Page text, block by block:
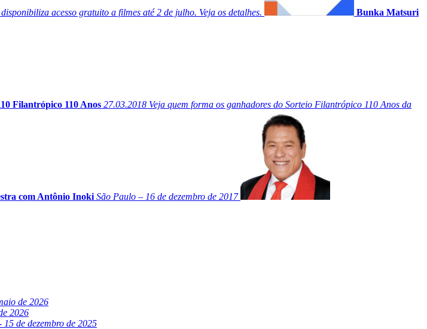
acesso gratuito a filmes até 2 de julho. Veja os detalhes. Bunka Matsuri
Filantrópico 110 Anos 27.03.2018 Veja quem forma os ganhadores do Sorteio Filantrópico 110 Anos da
com Antônio Inoki São Paulo – 16 de dezembro de 2017
de 2026
2026
15 de dezembro de 2025